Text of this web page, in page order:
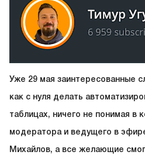
Уже 29 мая заинтересованные
как с нуля делать
таблицах, ничего не понимая в
модератора и ведущего в
Михайлов, а все желающие